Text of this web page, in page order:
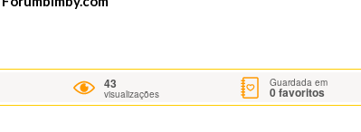
43
visualizações
Guardada em
0favoritos